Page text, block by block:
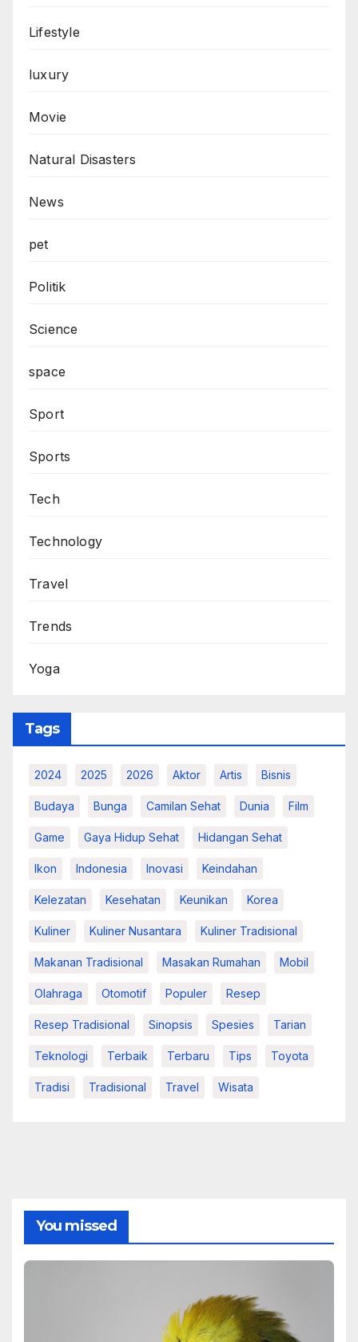
Lifestyle
luxury
Movie
Natural Disasters
News
pet
Politik
Science
space
Sport
Sports
Tech
Technology
Travel
Trends
Yoga
Tags
2024 2025 2026 Aktor Artis Bisnis
Budaya Bunga Camilan Sehat Dunia Film
Game Gaya Hidup Sehat Hidangan Sehat
Ikon Indonesia Inovasi Keindahan
Kelezatan Kesehatan Keunikan Korea
Kuliner Kuliner Nusantara Kuliner Tradisional
Makanan Tradisional Masakan Rumahan Mobil
Olahraga Otomotif Populer Resep
Resep Tradisional Sinopsis Spesies Tarian
Teknologi Terbaik Terbaru Tips Toyota
Tradisi Tradisional Travel Wisata
You missed